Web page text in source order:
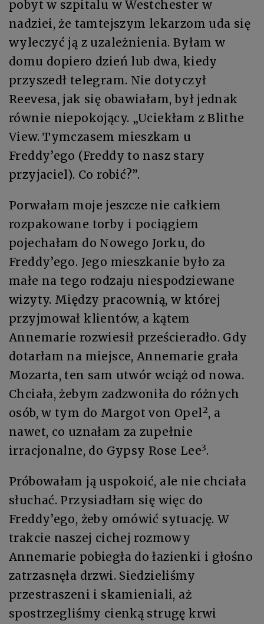
pobyt w szpitalu w Westchester w
nadziei, że tamtejszym lekarzom uda się
wyleczyć ją z uzależnienia. Byłam w
domu dopiero dzień lub dwa, kiedy
przyszedł telegram. Nie dotyczył
Reevesa, jak się obawiałam, był jednak
równie niepokojący. „Uciekłam z Blithe
View. Tymczasem mieszkam u
Freddy’ego (Freddy to nasz stary
przyjaciel). Co robić?”.
Porwałam moje jeszcze nie całkiem
rozpakowane torby i pociągiem
pojechałam do Nowego Jorku, do
Freddy’ego. Jego mieszkanie było za
małe na tego rodzaju niespodziewane
wizyty. Między pracownią, w której
przyjmował klientów, a kątem
Annemarie rozwiesił prześcieradło. Gdy
dotarłam na miejsce, Annemarie grała
Mozarta, ten sam utwór wciąż od nowa.
Chciała, żebym zadzwoniła do różnych
osób, w tym do Margot von Opel2, a
nawet, co uznałam za zupełnie
irracjonalne, do Gypsy Rose Lee3.
Próbowałam ją uspokoić, ale nie chciała
słuchać. Przysiadłam się więc do
Freddy’ego, żeby omówić sytuację. W
trakcie naszej cichej rozmowy
Annemarie pobiegła do łazienki i głośno
zatrzasnęła drzwi. Siedzieliśmy
przestraszeni i skamieniali, aż
spostrzegliśmy cienką strugę krwi